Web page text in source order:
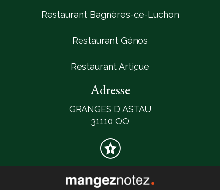
Restaurant Bagnères-de-Luchon
Restaurant Génos
Restaurant Artigue
Adresse
GRANGES D ASTAU
31110 OO